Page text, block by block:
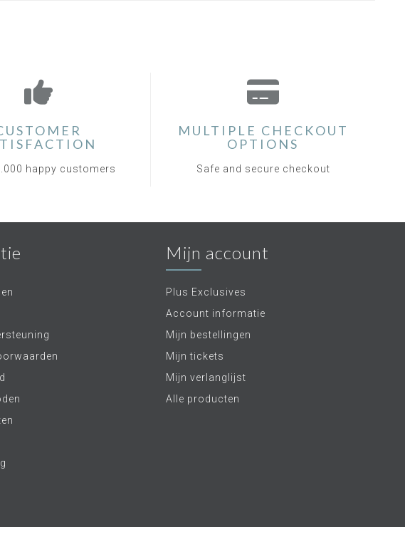
happy customers
MULTIPLE CHECKOUT
OPTIONS
Safe and secure checkout
Mijn account
Plus Exclusives
Account informatie
Mijn bestellingen
Mijn tickets
Mijn verlanglijst
Alle producten